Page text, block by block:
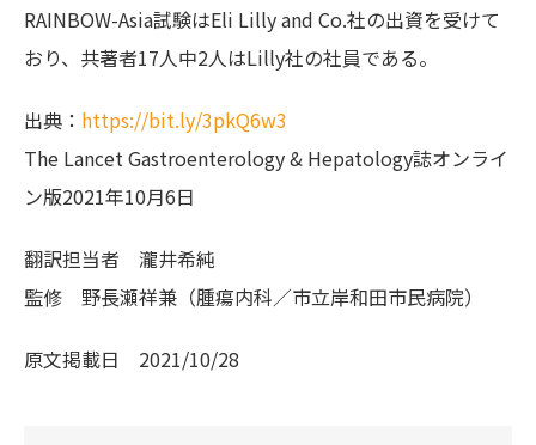
RAINBOW-Asia試験はEli Lilly and Co.社の出資を受けて
おり、共著者17人中2人はLilly社の社員である。
出典： https://bit.ly/3pkQ6w3
The Lancet Gastroenterology & Hepatology誌オンライ
ン版2021年10月6日
翻訳担当者 瀧井希純
監修 野長瀬祥兼（腫瘍内科／市立岸和田市民病院）
原文掲載日 2021/10/28